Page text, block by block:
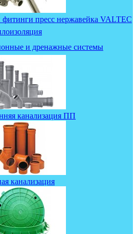
фитинги пресс нержавейка VALTEC
и дренажные системы
канализация ПП
канализация